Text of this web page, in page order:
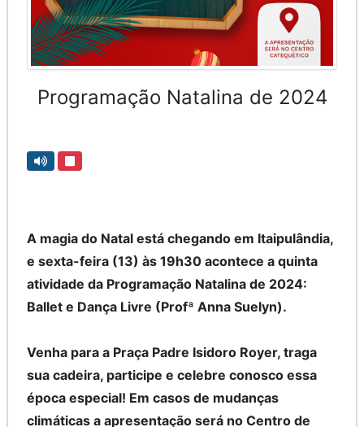
Programação Natalina de 2024
A magia do Natal está chegando em Itaipulândia,
e sexta-feira (13) às 19h30 acontece a quinta
atividade da Programação Natalina de 2024:
Ballet e Dança Livre (Profª Anna Suelyn).
Venha para a Praça Padre Isidoro Royer, traga
sua cadeira, participe e celebre conosco essa
época especial! Em casos de mudanças
climáticas a apresentação será no Centro de